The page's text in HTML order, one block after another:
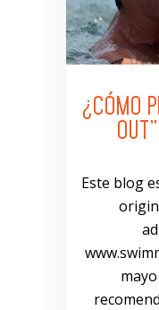
¿CÓMO
Este blog